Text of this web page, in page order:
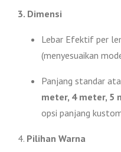
3. Dimensi
Lebar Efektif per
(menyesuaikan
Panjang standar
meter, 4 meter, 5
opsi panjang
4. Pilihan Warna